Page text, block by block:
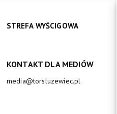
STREFA WYŚCIGOWA
KONTAKT DLA MEDIÓW
media@torsluzewiec.pl